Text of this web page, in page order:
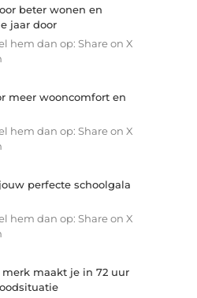
beter wonen en
jaar door
hem dan op: Share on X
meer wooncomfort en
hem dan op: Share on X
perfecte schoolgala
hem dan op: Share on X
maakt je in 72 uur